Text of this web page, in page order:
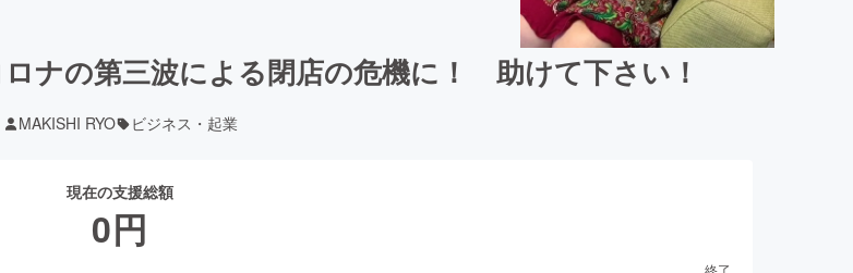
ナの第三波による閉店の危機に！ 助けて下さい！
MAKISHI RYO ビジネス・起業
現在の支援総額
0円